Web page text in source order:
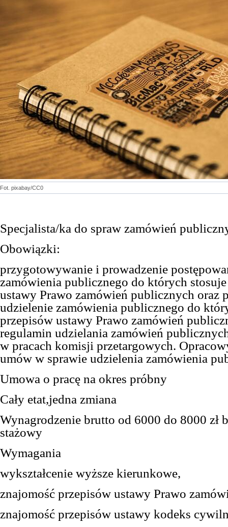
Fot. pixabay/CC0
Specjalista/ka do spraw zamówień
Obowiązki:
przygotowywanie i prowadzenie
zamówienia publicznego do których
ustawy Prawo zamówień publicznych oraz
udzielenie zamówienia publicznego do
przepisów ustawy Prawo zamówień
regulamin udzielania zamówień
w pracach komisji przetargowych.
umów w sprawie udzielenia zamówienia
Umowa o pracę na okres próbny
Cały etat,jedna zmiana
Wynagrodzenie brutto od 6000 do 8000 zł
stażowy
Wymagania
wykształcenie wyższe kierunkowe,
znajomość przepisów ustawy Prawo
znajomość przepisów ustawy kodeks